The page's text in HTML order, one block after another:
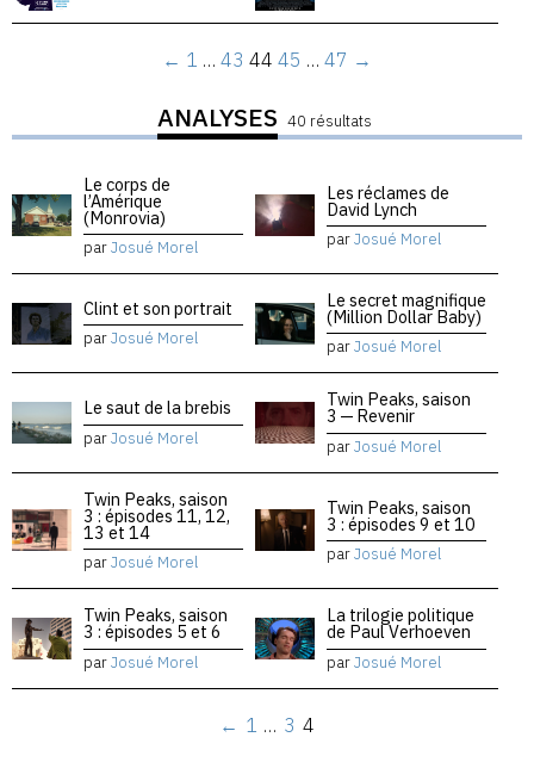
← 1 … 43 44 45 … 47 →
ANALYSES 40 résultats
Le corps de
l’Amérique
(Monrovia)
parJosué Morel
Les réclames de
David Lynch
parJosué Morel
Clint et son portrait
parJosué Morel
Le secret magnifique
(Million Dollar Baby)
parJosué Morel
Le saut de la brebis
parJosué Morel
Twin Peaks, saison
3 — Revenir
parJosué Morel
Twin Peaks, saison
3 : épisodes 11, 12,
13 et 14
parJosué Morel
Twin Peaks, saison
3 : épisodes 9 et 10
parJosué Morel
Twin Peaks, saison
3 : épisodes 5 et 6
parJosué Morel
La trilogie politique
de Paul Verhoeven
parJosué Morel
← 1 … 3 4